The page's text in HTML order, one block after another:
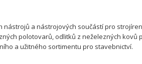
nástrojů a nástrojových součástí pro
polotovarů, odlitků z neželezných kovů
a užitného sortimentu pro stavebnictví.